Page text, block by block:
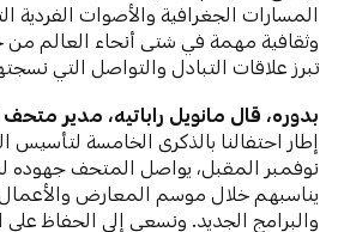
المسارات الجغرافية والأصوات الفردية
وثقافية مهمة في شتى أنحاء العالم من
تبرز علاقات التبادل والتواصل التي
بدوره، قال مانويل راباتيه، مدير متحف
إطار احتفالنا بالذكرى الخامسة
نوفمبر المقبل، يواصل المتحف جهوده
يناسبهم خلال موسم المعارض والأعمال
والبرامج الجديد. ونسعى إلى الحفاظ على